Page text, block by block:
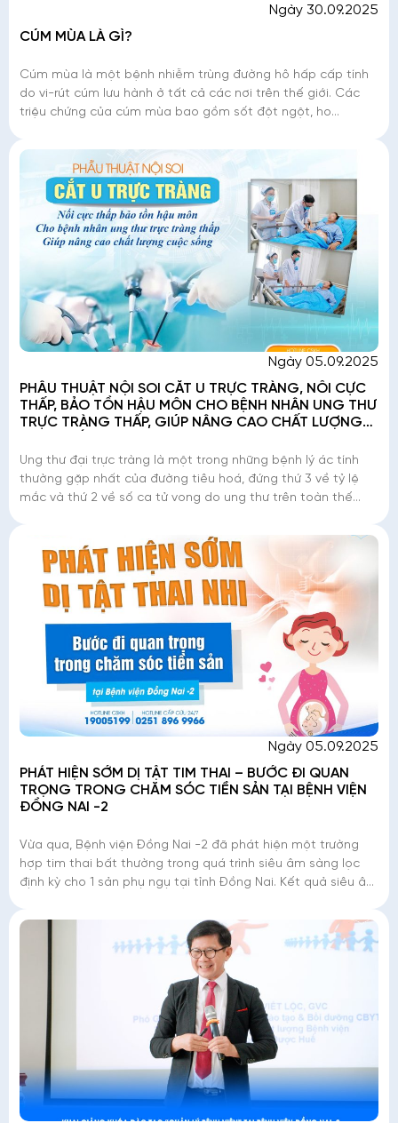
Ngày 30.09.2025
CÚM MÙA LÀ GÌ?
Cúm mùa là một bệnh nhiễm trùng đường hô hấp cấp tính
do vi-rút cúm lưu hành ở tất cả các nơi trên thế giới. Các
triệu chứng của cúm mùa bao gồm sốt đột ngột, ho
Ngày 05.09.2025
PHẪU THUẬT NỘI SOI CẮT U TRỰC TRÀNG, NỐI CỰC
THẤP, BẢO TỒN HẬU MÔN CHO BỆNH NHÂN UNG THƯ
TRỰC TRÀNG THẤP, GIÚP NÂNG CAO CHẤT LƯỢNG
Ung thư đại trực tràng là một trong những bệnh lý ác tính
thường gặp nhất của đường tiêu hoá, đứng thứ 3 về tỷ lệ
mắc và thứ 2 về số ca tử vong do ung thư trên toàn thế
Ngày 05.09.2025
PHÁT HIỆN SỚM DỊ TẬT TIM THAI – BƯỚC ĐI QUAN
TRỌNG TRONG CHĂM SÓC TIỀN SẢN TẠI BỆNH VIỆN
ĐỒNG NAI -2
Vừa qua, Bệnh viện Đồng Nai -2 đã phát hiện một trường
hợp tim thai bất thường trong quá trình siêu âm sàng lọc
định kỳ cho 1 sản phụ ngụ tại tỉnh Đồng Nai. Kết quả siêu âm